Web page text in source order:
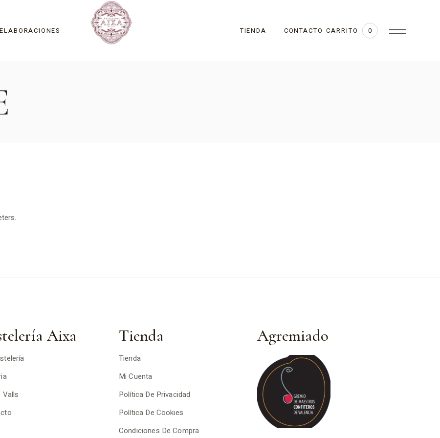
ELABORACIONES
Tradiciones y fiestas
Tartas y mousses
Catering
TIENDA CONTACTO CARRITO 0
Aixa
Valls
Tienda
Tienda
Mi Cuenta
Política De Privacidad
Política De Cookies
Condiciones De Compra
Agremiado